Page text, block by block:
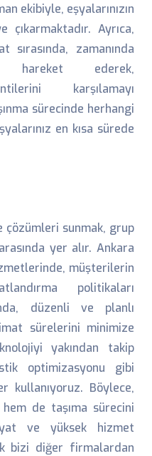
ekibiyle, eşyalarınızın
Ayrıca,
zamanında
hareket ederek,
karşılamayı
sürecinde herhangi
en kısa sürede
çözümleri sunmak, grup
yer alır. Ankara
müşterilerin
politikaları
düzenli ve planlı
sürelerini minimize
yakından takip
optimizasyonu gibi
kullanıyoruz. Böylece,
de taşıma sürecini
ve yüksek hizmet
bizi diğer firmalardan